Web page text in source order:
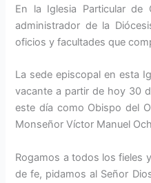
En la Iglesia Particular de
administrador de la
oficios y facultades que
La sede episcopal en esta
vacante a partir de hoy 30
este día como Obispo del
Monseñor Víctor Manuel
Rogamos a todos los fieles
de fe, pidamos al Señor